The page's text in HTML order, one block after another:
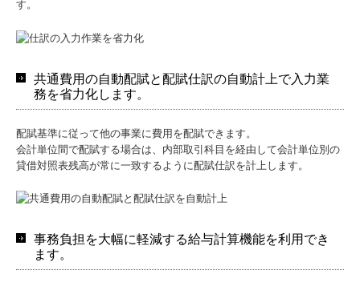
す。
共通費用の自動配賦と配賦仕訳の自動計上で入力業
務を省力化します。
配賦基準に従って他の事業に費用を配賦できます。
会計単位間で配賦する場合は、内部取引科目を経由して会計単位別の
貸借対照表残高が常に一致するように配賦仕訳を計上します。
事務負担を大幅に軽減する給与計算機能を利用でき
ます。